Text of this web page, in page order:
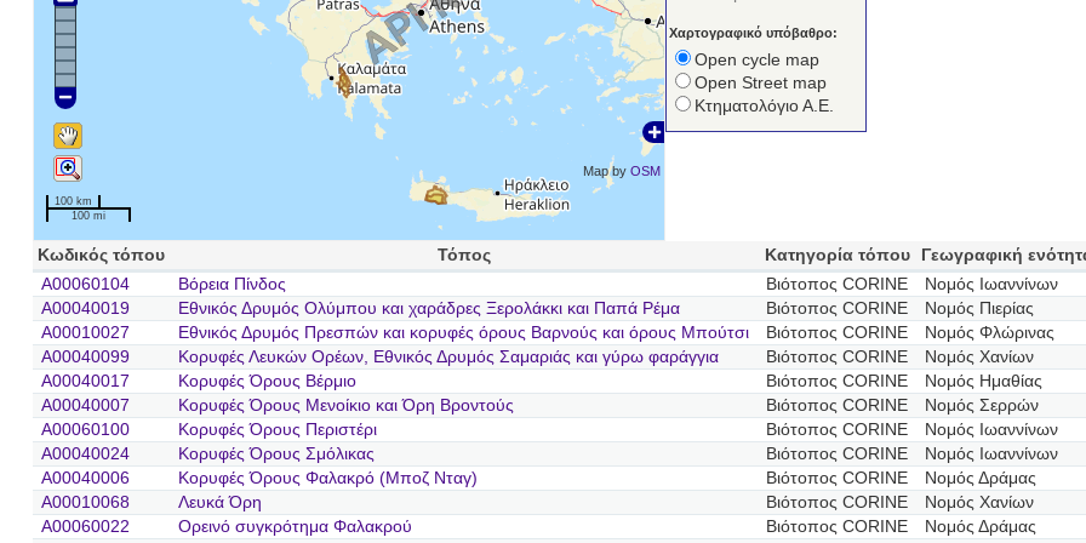
Map byOSM
100 km
100 mi
Χαρτογραφικό υπόβαθρο:
Open cycle map
Open Street map
Κτηματολόγιο Α.Ε.
Κωδικός τόπου Τόπος Κατηγορία τόπου
Γεωγραφική
A00060104
Βόρεια Πίνδος Βιότοπος CORINE
Νομός Ιωαννίνων
A00040019
Εθνικός Δρυμός Ολύμπου και χαράδρες Ξερολάκκι και Παπά Ρέμα Βιότοπος CORINE
Νομός Πιερίας
A00010027
Εθνικός Δρυμός Πρεσπών και κορυφές όρους Βαρνούς και όρους Μπούτσι Βιότοπος CORINE
Νομός Φλώρινας
A00040099
Κορυφές Λευκών Ορέων, Εθνικός Δρυμός Σαμαριάς και γύρω φαράγγια Βιότοπος CORINE
Νομός Χανίων
A00040017
Κορυφές Όρους Βέρμιο Βιότοπος CORINE
Νομός Ημαθίας
A00040007
Κορυφές Όρους Μενοίκιο και Όρη Βροντούς Βιότοπος CORINE
Νομός Σερρών
A00060100
Κορυφές Όρους Περιστέρι Βιότοπος CORINE
Νομός Ιωαννίνων
A00040024
Κορυφές Όρους Σμόλικας Βιότοπος CORINE
Νομός Ιωαννίνων
A00040006
Κορυφές Όρους Φαλακρό (Μποζ Νταγ) Βιότοπος CORINE
Νομός Δράμας
A00010068
Λευκά Όρη Βιότοπος CORINE
Νομός Χανίων
A00060022
Ορεινό συγκρότημα Φαλακρού Βιότοπος CORINE
Νομός Δράμας